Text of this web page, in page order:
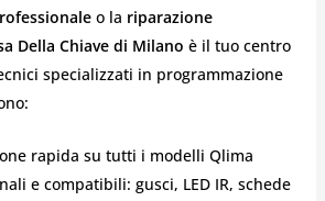
o la riparazione
Della Chiave di Milano è il tuo centro
specializzati in programmazione
rapida su tutti i modelli Qlima
e compatibili: gusci, LED IR, schede